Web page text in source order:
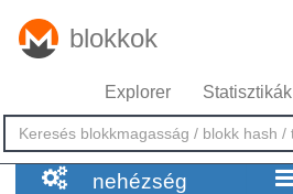
blokkok
Explorer Statisztikák
nehézség